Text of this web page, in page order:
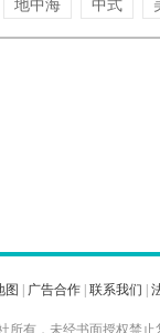
图 广告合作 联系我们
所有，未经书面授权禁止